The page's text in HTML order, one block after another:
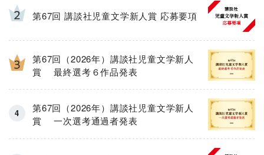
第67回 講談社児童文学新人賞 応募要項
第67回（2026年）講談社児童文学新人
賞 最終選考６作品発表
第67回（2026年）講談社児童文学新人
賞 一次選考通過者発表